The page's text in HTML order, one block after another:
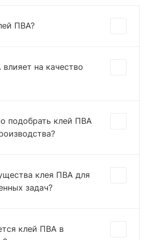
ПВА?
на качество
подобрать клей ПВА
клея ПВА для
задач?
клей ПВА в